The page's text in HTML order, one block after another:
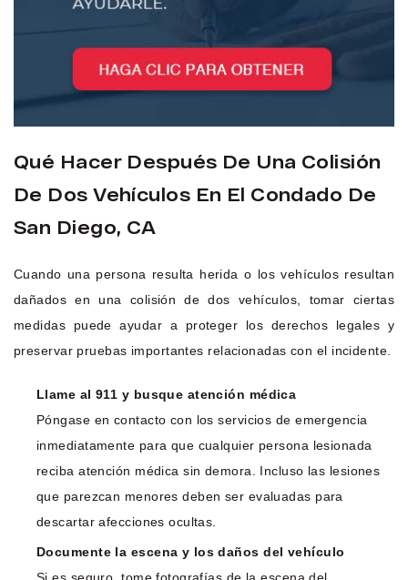
Qué Hacer Después De Una Colisión
De Dos Vehículos En El Condado De
San Diego, CA
Cuando una persona resulta herida o los vehículos resultan
dañados en una colisión de dos vehículos, tomar ciertas
medidas puede ayudar a proteger los derechos legales y
preservar pruebas importantes relacionadas con el incidente.
Llame al 911 y busque atención médica
Póngase en contacto con los servicios de emergencia
inmediatamente para que cualquier persona lesionada
reciba atención médica sin demora. Incluso las lesiones
que parezcan menores deben ser evaluadas para
descartar afecciones ocultas.
Documente la escena y los daños del vehículo